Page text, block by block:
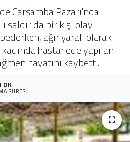
Çarşamba Pazarı'nda
saldırıda bir kişi olay
ağır yaralı olarak
hastanede yapılan
hayatını kaybetti.
DK
SÜRESI